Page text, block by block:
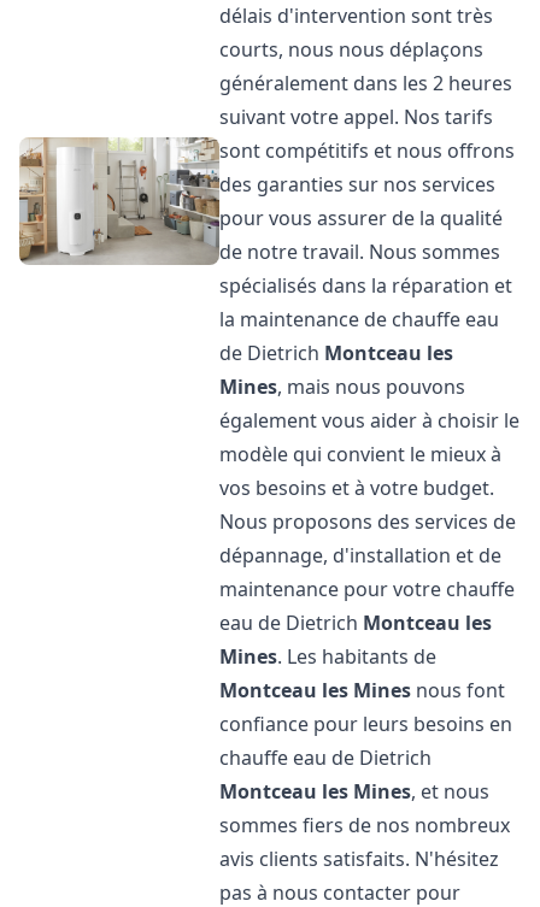
délais d'intervention sont très
courts, nous nous déplaçons
généralement dans les 2 heures
suivant votre appel. Nos tarifs
sont compétitifs et nous offrons
des garanties sur nos services
pour vous assurer de la qualité
de notre travail. Nous sommes
spécialisés dans la réparation et
la maintenance de chauffe eau
de Dietrich Montceau les
Mines, mais nous pouvons
également vous aider à choisir le
modèle qui convient le mieux à
vos besoins et à votre budget.
Nous proposons des services de
dépannage, d'installation et de
maintenance pour votre chauffe
eau de Dietrich Montceau les
Mines. Les habitants de
Montceau les Mines nous font
confiance pour leurs besoins en
chauffe eau de Dietrich
Montceau les Mines, et nous
sommes fiers de nos nombreux
avis clients satisfaits. N'hésitez
pas à nous contacter pour